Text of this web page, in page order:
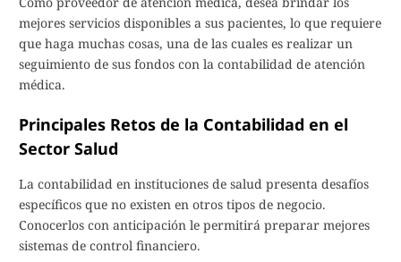
mejores servicios disponibles a sus pacientes, lo que requiere
que haga muchas cosas, una de las cuales es realizar un
seguimiento de sus fondos con la contabilidad de atención
médica.
Principales Retos de la Contabilidad en el
Sector Salud
La contabilidad en instituciones de salud presenta desafíos
específicos que no existen en otros tipos de negocio.
Conocerlos con anticipación le permitirá preparar mejores
sistemas de control financiero.